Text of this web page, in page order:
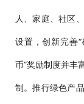
人、家庭、社区
设置，创新完善
币”奖励制度并丰
制。推行绿色产